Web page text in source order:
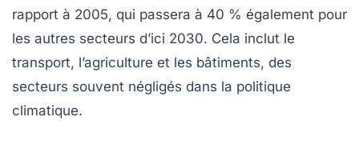
rapport à 2005, qui passera à 40 % également pour
les autres secteurs d’ici 2030. Cela inclut le
transport, l’agriculture et les bâtiments, des
secteurs souvent négligés dans la politique
climatique.